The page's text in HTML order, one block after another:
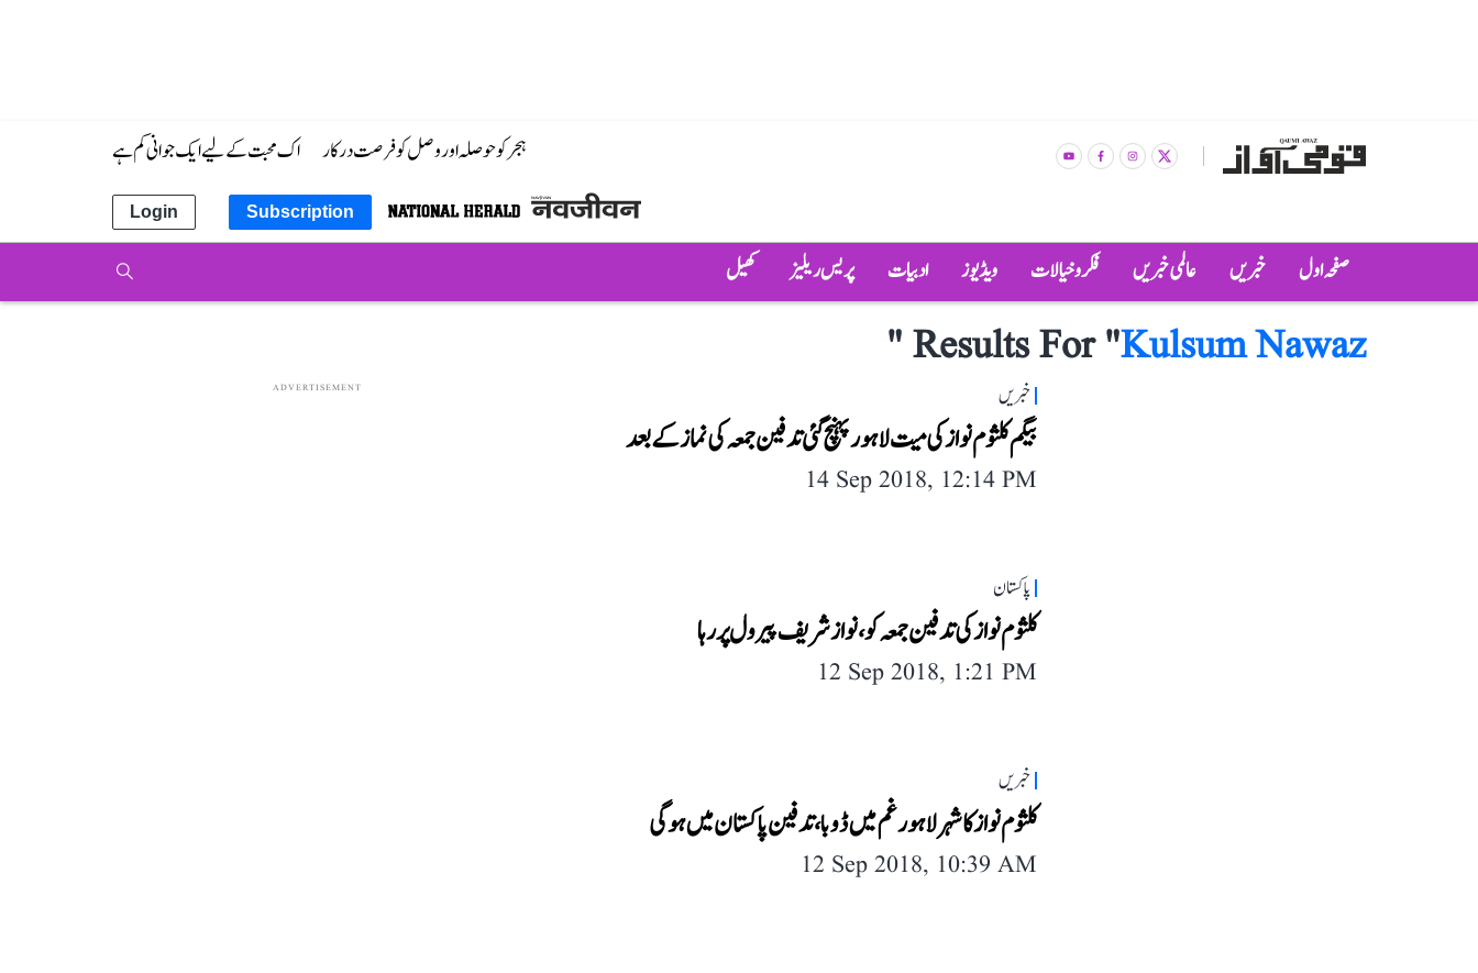
ہجر کو حوصلہ اور وصل کو فرصت درکار اک محبت کے لیے ایک جوانی کم ہے
Subscription
Login
صفحہ اول خبریں عالمی خبریں فکر و خیالات ویڈیوز ادبیات پریس ریلیز کھیل
Results For "Kulsum Nawaz
"
خبریں
بیگم کلثوم نواز کی میت لاہور پہنچ گئی تدفین جمعہ کی نما ز کے بعد
14 Sep 2018, 12:14 PM
پاکستان
کلثوم نواز کی تدفین جمعہ کو، نواز شریف پیرول پر رہا
12 Sep 2018, 1:21 PM
خبریں
کلثوم نواز کا شہر لاہورغم میں ڈوبا، تدفین پاکستان میں ہوگی
12 Sep 2018, 10:39 AM
ADVERTISEMENT